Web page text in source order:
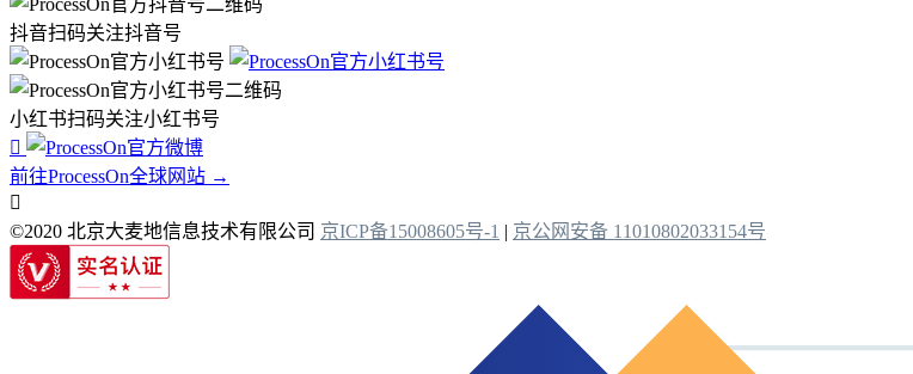
抖音扫码关注抖音号
小红书扫码关注小红书号

前往ProcessOn全球网站 →

©2020 北京大麦地信息技术有限公司 京ICP备15008605号-1 | 京公网安备 11010802033154号